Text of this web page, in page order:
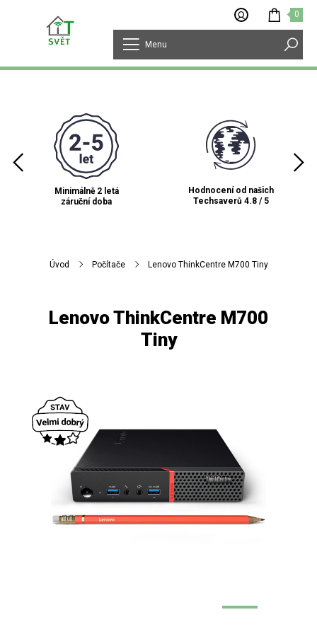
0
Menu
Minimálně 2 letá
záruční doba
Hodnocení od našich
Techsaverů 4.8 / 5
Úvod Počítače Lenovo ThinkCentre M700 Tiny
Lenovo ThinkCentre M700
Tiny